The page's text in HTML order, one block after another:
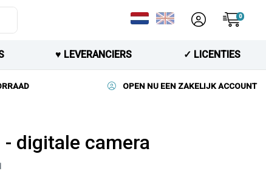
0
♥︎ LEVERANCIERS ✓ LICENTIES
OPEN NU EEN ZAKELIJK ACCOUNT
digitale camera